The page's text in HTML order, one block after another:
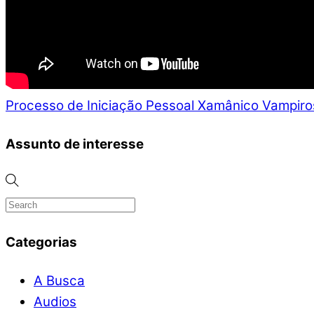
Processo de Iniciação Pessoal Xamânico
Assunto de interesse
Categorias
A Busca
Audios